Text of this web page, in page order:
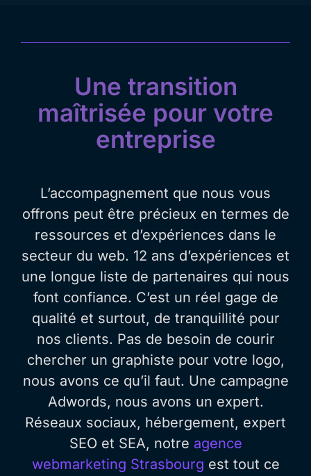
Une transition
maîtrisée pour votre
entreprise
L’accompagnement que nous vous
offrons peut être précieux en termes de
ressources et d’expériences dans le
secteur du web. 12 ans d’expériences et
une longue liste de partenaires qui nous
font confiance. C’est un réel gage de
qualité et surtout, de tranquillité pour
nos clients. Pas de besoin de courir
chercher un graphiste pour votre logo,
nous avons ce qu’il faut. Une campagne
Adwords, nous avons un expert.
Réseaux sociaux, hébergement, expert
SEO et SEA, notre agence
webmarketing Strasbourg est tout ce